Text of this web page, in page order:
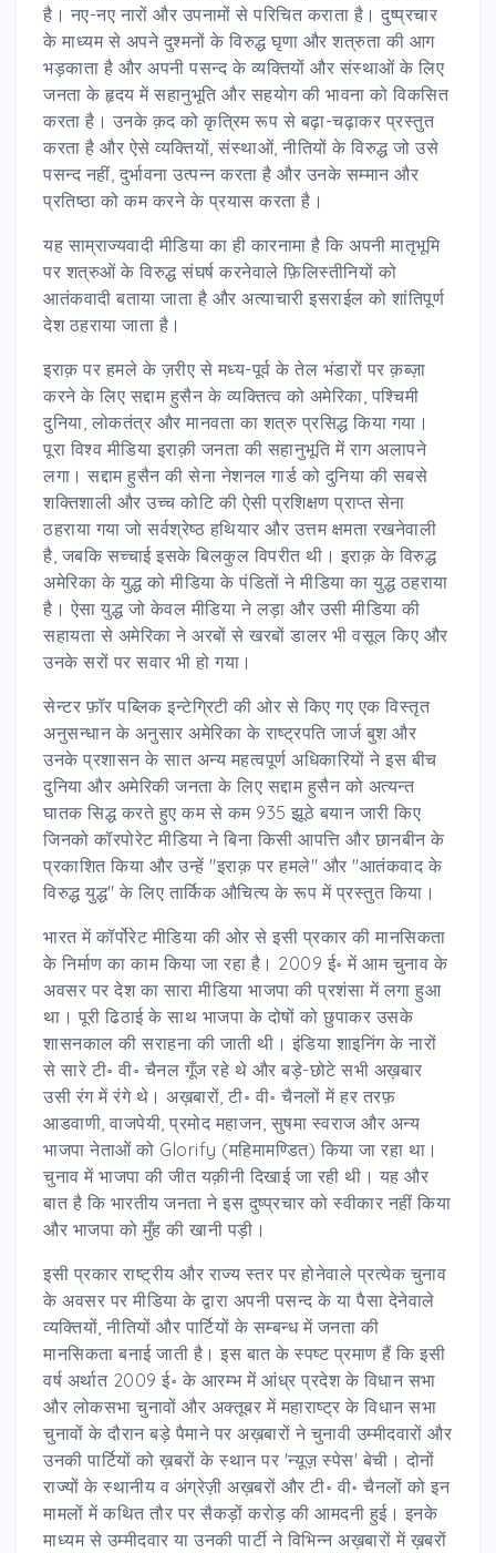
है। नए-नए नारों और उपनामों से परिचित कराता है। दुष्प्रचार
के माध्यम से अपने दुश्मनों के विरुद्ध घृणा और शत्रुता की आग
भड़काता है और अपनी पसन्द के व्यक्तियों और संस्थाओं के लिए
जनता के हृदय में सहानुभूति और सहयोग की भावना को विकसित
करता है। उनके क़द को कृत्रिम रूप से बढ़ा-चढ़ाकर प्रस्तुत
करता है और ऐसे व्यक्तियों, संस्थाओं, नीतियों के विरुद्ध जो उसे
पसन्द नहीं, दुर्भावना उत्पन्न करता है और उनके सम्मान और
प्रतिष्ठा को कम करने के प्रयास करता है।
यह साम्राज्यवादी मीडिया का ही कारनामा है कि अपनी मातृभूमि
पर शत्रुओं के विरुद्ध संघर्ष करनेवाले फ़िलिस्तीनियों को
आतंकवादी बताया जाता है और अत्याचारी इसराईल को शांतिपूर्ण
देश ठहराया जाता है।
इराक़ पर हमले के ज़रीए से मध्य-पूर्व के तेल भंडारों पर क़ब्ज़ा
करने के लिए सद्दाम हुसैन के व्यक्तित्व को अमेरिका, पश्चिमी
दुनिया, लोकतंत्र और मानवता का शत्रु प्रसिद्ध किया गया।
पूरा विश्व मीडिया इराक़ी जनता की सहानुभूति में राग अलापने
लगा। सद्दाम हुसैन की सेना नेशनल गार्ड को दुनिया की सबसे
शक्तिशाली और उच्च कोटि की ऐसी प्रशिक्षण प्राप्त सेना
ठहराया गया जो सर्वश्रेष्ठ हथियार और उत्तम क्षमता रखनेवाली
है, जबकि सच्चाई इसके बिलकुल विपरीत थी। इराक़ के विरुद्ध
अमेरिका के युद्ध को मीडिया के पंडितों ने मीडिया का युद्ध ठहराया
है। ऐसा युद्ध जो केवल मीडिया ने लड़ा और उसी मीडिया की
सहायता से अमेरिका ने अरबों से खरबों डालर भी वसूल किए और
उनके सरों पर सवार भी हो गया।
सेन्टर फ़ॉर पब्लिक इन्टेग्रिटी की ओर से किए गए एक विस्तृत
अनुसन्धान के अनुसार अमेरिका के राष्ट्रपति जार्ज बुश और
उनके प्रशासन के सात अन्य महत्वपूर्ण अधिकारियों ने इस बीच
दुनिया और अमेरिकी जनता के लिए सद्दाम हुसैन को अत्यन्त
घातक सिद्ध करते हुए कम से कम 935 झूठे बयान जारी किए
जिनको कॉरपोरेट मीडिया ने बिना किसी आपत्ति और छानबीन के
प्रकाशित किया और उन्हें "इराक़ पर हमले" और "आतंकवाद के
विरुद्ध युद्ध" के लिए तार्किक औचित्य के रूप में प्रस्तुत किया।
भारत में कॉर्पोरेट मीडिया की ओर से इसी प्रकार की मानसिकता
के निर्माण का काम किया जा रहा है। 2009 ई॰ में आम चुनाव के
अवसर पर देश का सारा मीडिया भाजपा की प्रशंसा में लगा हुआ
था। पूरी ढिठाई के साथ भाजपा के दोषों को छुपाकर उसके
शासनकाल की सराहना की जाती थी। इंडिया शाइनिंग के नारों
से सारे टी॰ वी॰ चैनल गूँज रहे थे और बड़े-छोटे सभी अख़बार
उसी रंग में रंगे थे। अख़बारों, टी॰ वी॰ चैनलों में हर तरफ़
आडवाणी, वाजपेयी, प्रमोद महाजन, सुषमा स्वराज और अन्य
भाजपा नेताओं को Glorify (महिमामण्डित) किया जा रहा था।
चुनाव में भाजपा की जीत यक़ीनी दिखाई जा रही थी। यह और
बात है कि भारतीय जनता ने इस दुष्प्रचार को स्वीकार नहीं किया
और भाजपा को मुँह की खानी पड़ी।
इसी प्रकार राष्ट्रीय और राज्य स्तर पर होनेवाले प्रत्येक चुनाव
के अवसर पर मीडिया के द्वारा अपनी पसन्द के या पैसा देनेवाले
व्यक्तियों, नीतियों और पार्टियों के सम्बन्ध में जनता की
मानसिकता बनाई जाती है। इस बात के स्पष्ट प्रमाण हैं कि इसी
वर्ष अर्थात 2009 ई॰ के आरम्भ में आंध्र प्रदेश के विधान सभा
और लोकसभा चुनावों और अक्तूबर में महाराष्ट्र के विधान सभा
चुनावों के दौरान बड़े पैमाने पर अख़बारों ने चुनावी उम्मीदवारों और
उनकी पार्टियों को ख़बरों के स्थान पर 'न्यूज़ स्पेस' बेची। दोनों
राज्यों के स्थानीय व अंग्रेज़ी अख़बरों और टी॰ वी॰ चैनलों को इन
मामलों में कथित तौर पर सैकड़ों करोड़ की आमदनी हुई। इनके
माध्यम से उम्मीदवार या उनकी पार्टी ने विभिन्न अख़बारों में ख़बरों